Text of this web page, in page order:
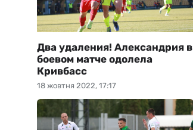
18 жовтня 2022, 17:17
Два удаления! Александрия в
боевом матче одолела
Кривбасс